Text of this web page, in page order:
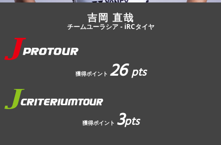
吉岡 直哉
チームユーラシア - iRCタイヤ
獲得ポイント 26pts
獲得ポイント 3pts